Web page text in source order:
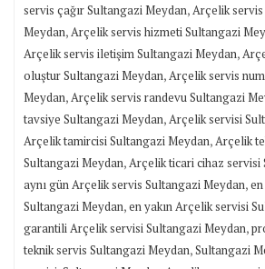
servis çağır Sultangazi Meydan,Arçelik
Meydan,Arçelik servis hizmeti Sultangazi
Arçelik servis iletişim Sultangazi Meydan,
oluştur Sultangazi Meydan,Arçelik servis
Meydan,Arçelik servis randevu Sultangazi
tavsiye Sultangazi Meydan,Arçelik servisi
Arçelik tamircisi Sultangazi Meydan,Arçelik
Sultangazi Meydan,Arçelik ticari cihaz servisi
aynı gün Arçelik servis Sultangazi Meydan,
Sultangazi Meydan,en yakın Arçelik servisi
garantili Arçelik servisi Sultangazi Meydan,
teknik servis Sultangazi Meydan,Sultangazi